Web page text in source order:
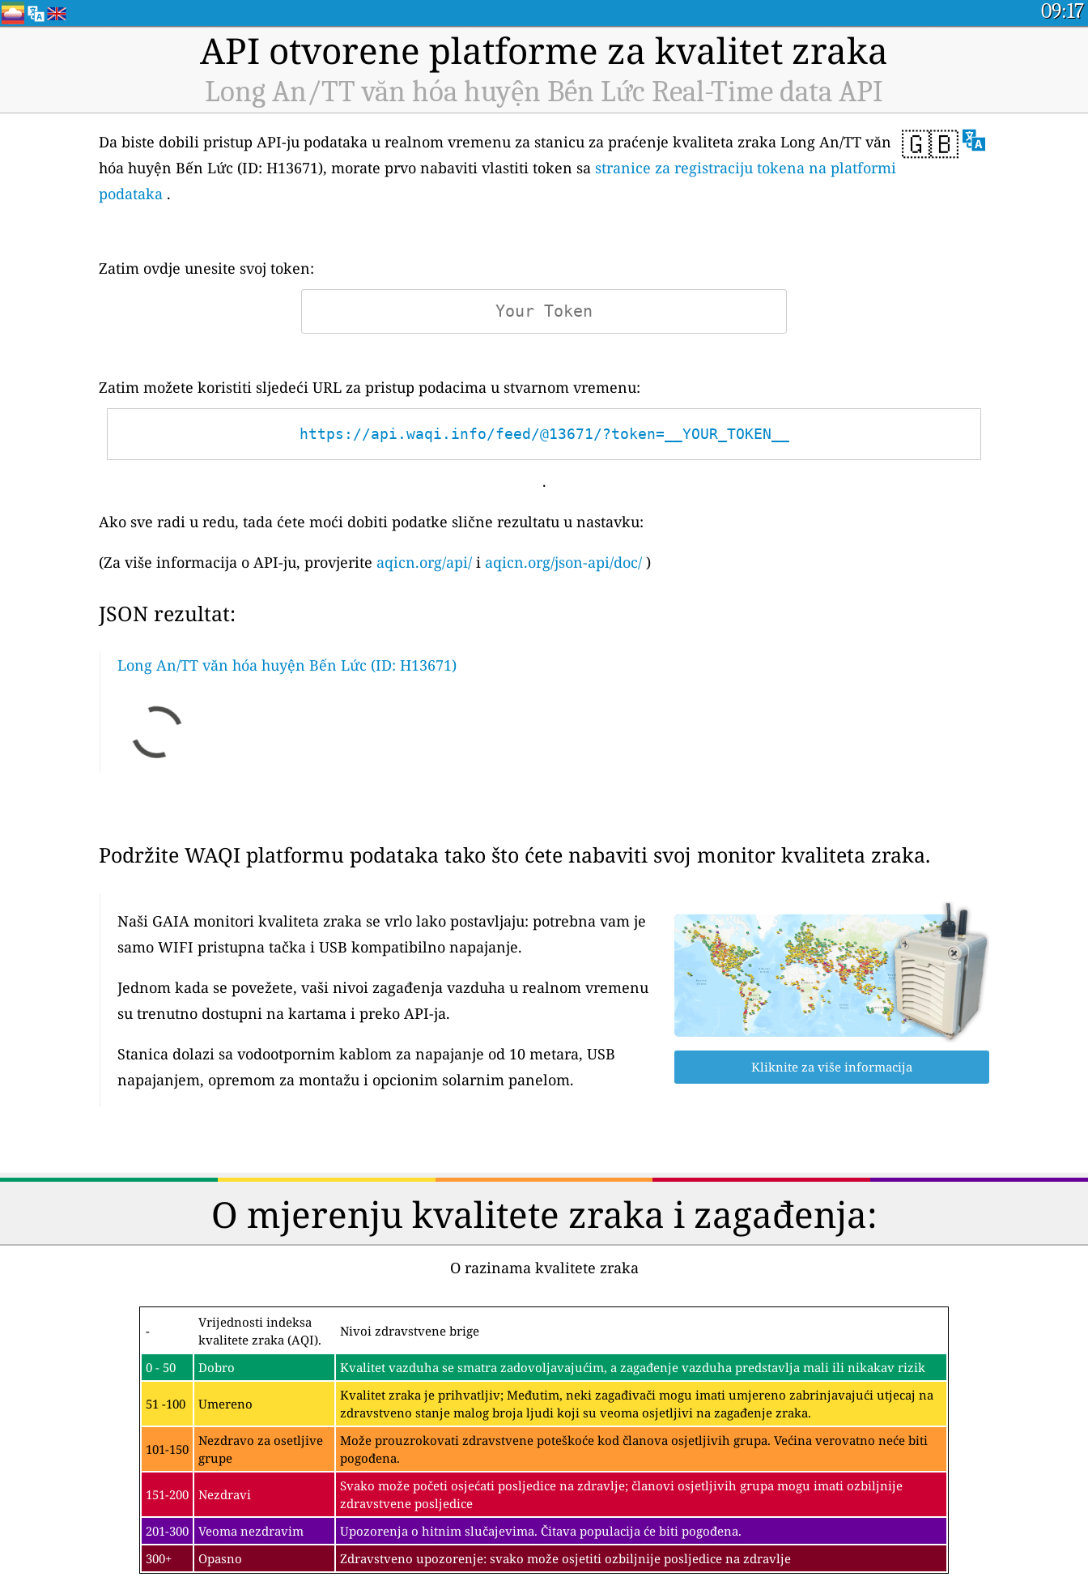
09:17
API otvorene platforme za kvalitet zraka
Long An/TT văn hóa huyện Bến Lức Real-Time data API
🇬🇧
Da biste dobili pristup API-ju podataka u realnom vremenu za stanicu za praćenje kvaliteta zraka Long An/TT văn
hóa huyện Bến Lức (ID: H13671), morate prvo nabaviti vlastiti token sa stranice za registraciju tokena na platformi
podataka .
Zatim ovdje unesite svoj token:
Zatim možete koristiti sljedeći URL za pristup podacima u stvarnom vremenu:
https://api.waqi.info/feed/@13671/?token=__YOUR_TOKEN__
.
Ako sve radi u redu, tada ćete moći dobiti podatke slične rezultatu u nastavku:
(Za više informacija o API-ju, provjerite aqicn.org/api/ i aqicn.org/json-api/doc/ )
JSON rezultat:
Long An/TT văn hóa huyện Bến Lức (ID: H13671)
Podržite WAQI platformu podataka tako što ćete nabaviti svoj monitor kvaliteta zraka.
Naši GAIA monitori kvaliteta zraka se vrlo lako postavljaju: potrebna vam je
samo WIFI pristupna tačka i USB kompatibilno napajanje.
Jednom kada se povežete, vaši nivoi zagađenja vazduha u realnom vremenu
su trenutno dostupni na kartama i preko API-ja.
Stanica dolazi sa vodootpornim kablom za napajanje od 10 metara, USB
napajanjem, opremom za montažu i opcionim solarnim panelom.
Kliknite za više informacija
O mjerenju kvalitete zraka i zagađenja:
O razinama kvalitete zraka
-
Vrijednosti indeksa
kvalitete zraka (AQI).
Nivoi zdravstvene brige
0 - 50 Dobro Kvalitet vazduha se smatra zadovoljavajućim, a zagađenje vazduha predstavlja mali ili nikakav rizik
51 -100 Umereno
Kvalitet zraka je prihvatljiv; Međutim, neki zagađivači mogu imati umjereno zabrinjavajući utjecaj na
zdravstveno stanje malog broja ljudi koji su veoma osjetljivi na zagađenje zraka.
101-150
Nezdravo za osetljive
grupe
Može prouzrokovati zdravstvene poteškoće kod članova osjetljivih grupa. Većina verovatno neće biti
pogođena.
151-200 Nezdravi
Svako može početi osjećati posljedice na zdravlje; članovi osjetljivih grupa mogu imati ozbiljnije
zdravstvene posljedice
201-300 Veoma nezdravim
Upozorenja o hitnim slučajevima. Čitava populacija će biti pogođena.
300+
Opasno Zdravstveno upozorenje: svako može osjetiti ozbiljnije posljedice na zdravlje